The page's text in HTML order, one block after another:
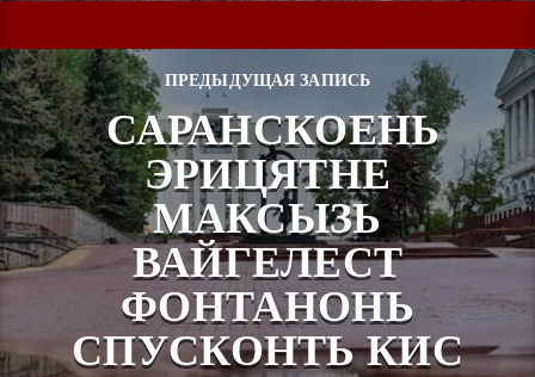
ПРЕДЫДУЩАЯ ЗАПИСЬ
САРАНСКОЕНЬ
ЭРИЦЯТНЕ
МАКСЫЗЬ
ВАЙГЕЛЕСТ
ФОНТАНОНЬ
СПУСКОНТЬ КИС